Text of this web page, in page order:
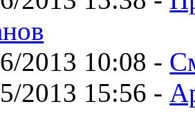
2013 10:08 -
2013 15:56 -